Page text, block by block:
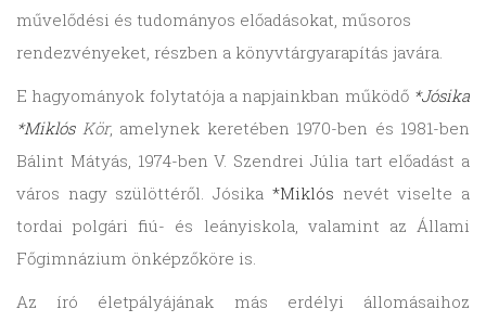
művelődési és tudományos előadásokat, műsoros
rendezvényeket, részben a könyvtárgyarapítás javára.
E hagyományok folytatója a napjainkban működő *Jósika
*MiklósKör, amelynek keretében 1970-ben és 1981-ben
Bálint Mátyás, 1974-ben V. Szendrei Júlia tart előadást a
város nagy szülöttéről. Jósika *Miklós nevét viselte a
tordai polgári fiú- és leányiskola, valamint az Állami
Főgimnázium önképzőköre is.
Az író életpályájának más erdélyi állomásaihoz